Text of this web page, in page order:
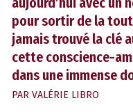
pour sortir de la
jamais trouvé la clé
cette conscience-
dans une immense
PAR VALÉRIE LIBRO